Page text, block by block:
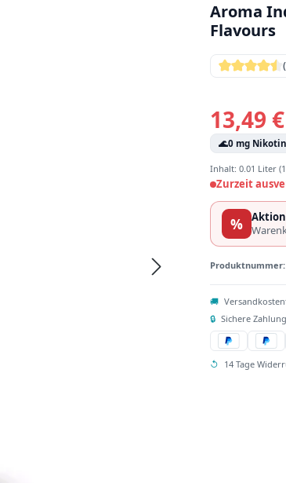
Aroma
Flavours
13,49 €
🌊0 mg Nikotin
Inhalt: 0.01 Liter
Zurzeit
%
Produktnummer:
🚚
🔒 Sichere
↺ 14 Tage